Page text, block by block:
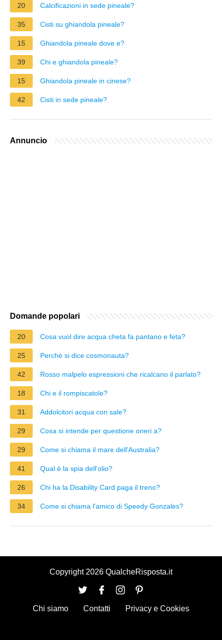
20 Calcificazioni in sede pineale?
35 Cisti su ghiandola pineale?
15 Ghiandola pineale dove e?
39 Chi e ghiandola pineale?
15 Ghiandola pineale in cinese?
42 Cisti in sede pineale?
Annuncio
Domande popolari
20 Cosa vuol dire acqua cheta fa pantano e feta?
25 Perché si dice cosmonauta?
42 Rosso malpelo espressioni che ricalcano il parlato?
18 Chi e il rompiscatole?
31 Addolcitori acqua con sale?
29 Cosa si intende per questione oneri a?
29 Come si chiama il mare dell'Australia?
41 Qual è la spia dell'olio?
26 Chi ha la Disability Card paga il treno?
34 Come si chiama l'amico di Speedy Gonzales?
Copyright 2026 QualcheRisposta.it
Chi siamo Contatti Privacy e Cookies